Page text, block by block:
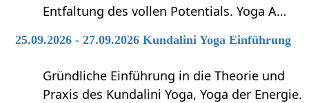
Entfaltung des vollen Potentials. Yoga A…
25.09.2026 - 27.09.2026 Kundalini Yoga Einführung
Gründliche Einführung in die Theorie und
Praxis des Kundalini Yoga, Yoga der Energie.